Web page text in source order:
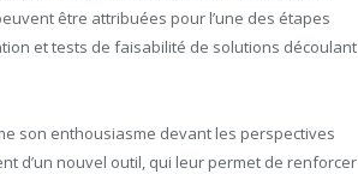
être attribuées pour l’une des étapes
et tests de faisabilité de solutions découlant
son enthousiasme devant les perspectives
d’un nouvel outil, qui leur permet de renforcer